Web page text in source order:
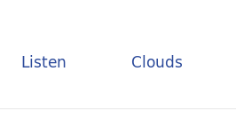
Listen Clouds